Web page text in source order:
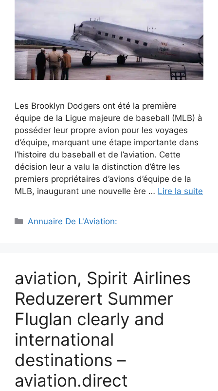
Les Brooklyn Dodgers ont été la première
équipe de la Ligue majeure de baseball (MLB) à
posséder leur propre avion pour les voyages
d’équipe, marquant une étape importante dans
l’histoire du baseball et de l’aviation. Cette
décision leur a valu la distinction d’être les
premiers propriétaires d’avions d’équipe de la
MLB, inaugurant une nouvelle ère … Lire la suite
Catégories
Annuaire De L'Aviation:
aviation, Spirit Airlines
Reduzerert Summer
Fluglan clearly and
international
destinations –
aviation.direct